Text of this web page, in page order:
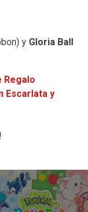
y Gloria Ball
Regalo
Escarlata y